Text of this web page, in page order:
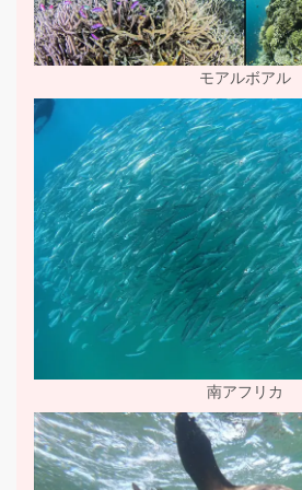
モアルボアル
南アフリカ